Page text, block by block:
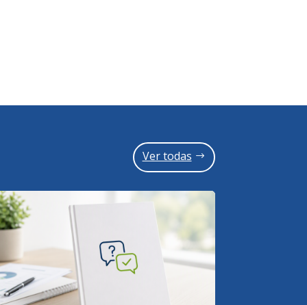
Ver todas